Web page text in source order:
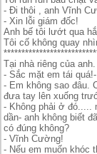
- Đi thôi , anh Vĩnh
- Xin lỗi giám đốc!
Anh bế tôi lướt qua
Tôi cố không quay
Tại nhà riêng của anh.
- Sắc mặt em tái
- Em không sao đâu.
đưa tay lên xuống
- Không phải ở đó.....
dần- anh không biết
có đúng không?
- Vĩnh Cường!
- Nếu em muốn khóc